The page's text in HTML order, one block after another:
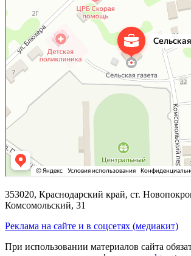
353020, Краснодарский край, ст.
Комсомольский, 31
Реклама на сайте и в соцсетях (медиакит)
При использовании материалов сайта